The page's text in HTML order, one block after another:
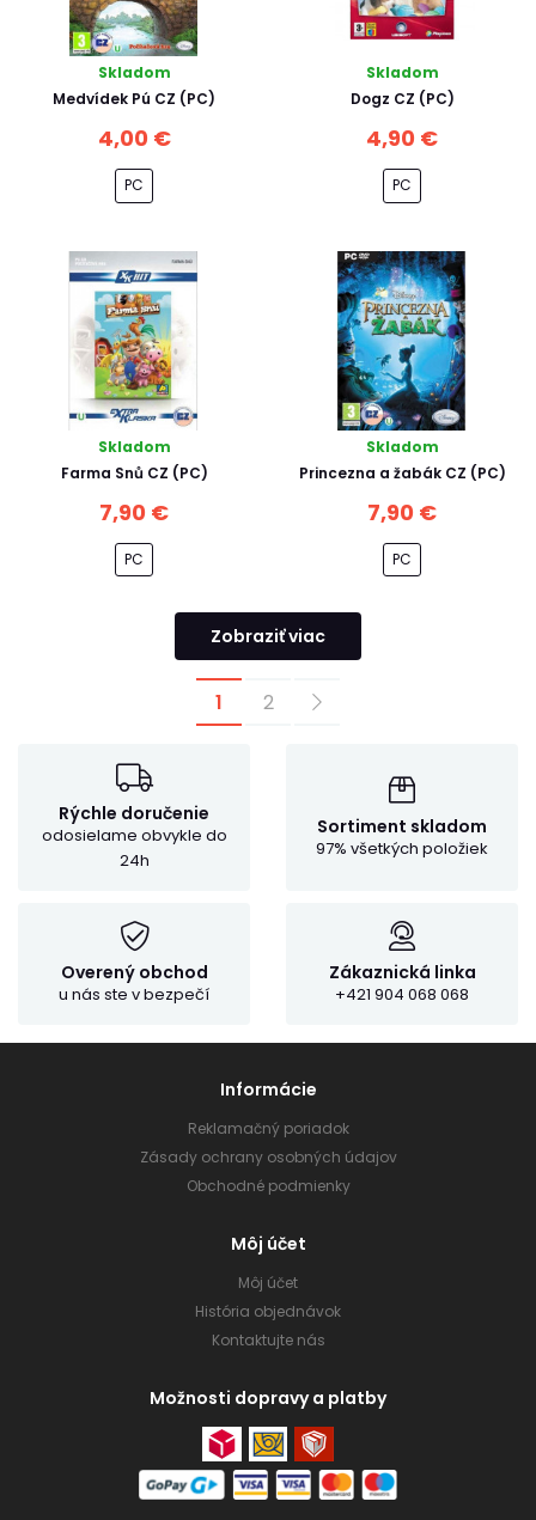
Skladom
Medvídek Pú CZ (PC)
4,00 €
PC
Skladom
Dogz CZ (PC)
4,90 €
PC
Skladom
Farma Snů CZ (PC)
7,90 €
PC
Skladom
Princezna a žabák CZ (PC)
7,90 €
PC
Zobraziť viac
1 2
Rýchle doručenie
odosielame obvykle do
24h
Sortiment skladom
97% všetkých položiek
Overený obchod
u nás ste v bezpečí
Zákaznická linka
+421 904 068 068
Informácie
Reklamačný poriadok
Zásady ochrany osobných údajov
Obchodné podmienky
Môj účet
Môj účet
História objednávok
Kontaktujte nás
Možnosti dopravy a platby